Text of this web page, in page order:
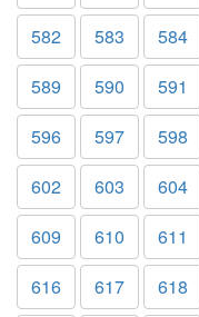
582
583 584
589
590 591
596
597 598
602
603 604
609
610 611
616
617 618